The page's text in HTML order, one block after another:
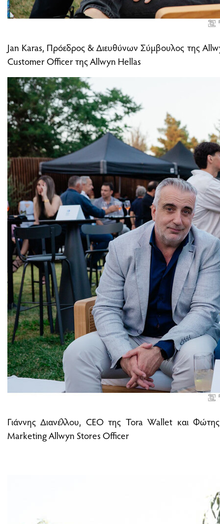
Jan Karas, Πρόεδρος & Διευθύνων Σύμβουλος της
Customer Officer της Allwyn Hellas
Γιάννης Διανέλλου, CEO της Tora Wallet και
Marketing Allwyn Stores Officer